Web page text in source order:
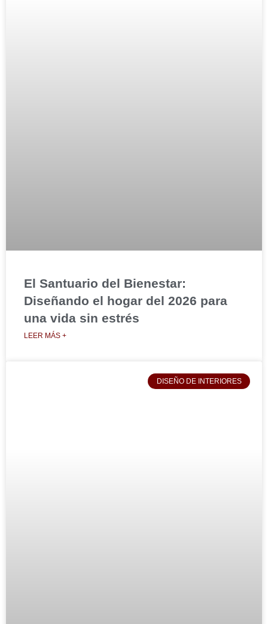
El Santuario del Bienestar:
Diseñando el hogar del 2026 para
una vida sin estrés
LEER MÁS +
DISEÑO DE INTERIORES